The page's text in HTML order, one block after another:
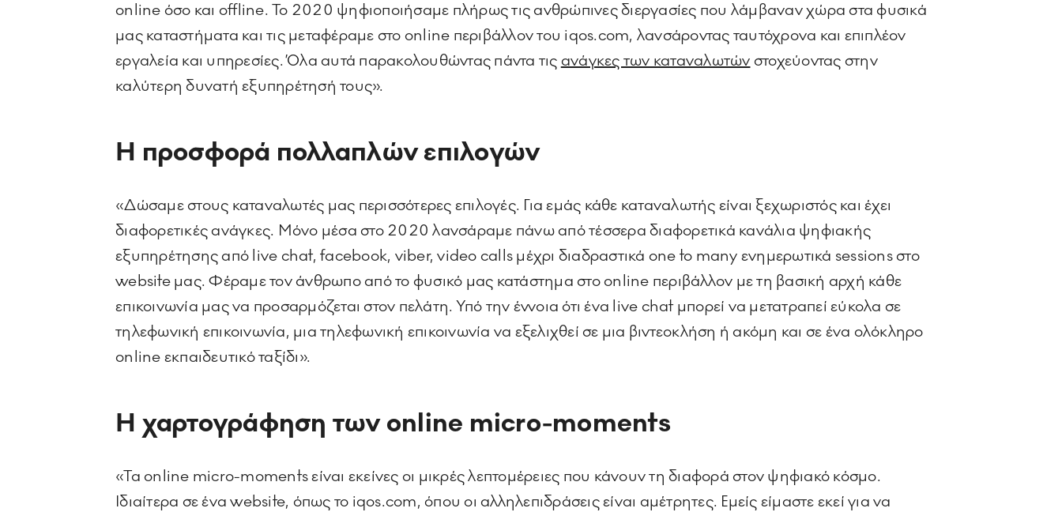
online όσο και offline. Το 2020 ψηφιοποιήσαμε πλήρως τις ανθρώπινες διεργασίες που λάμβαναν χώρα στα φυσικά
μας καταστήματα και τις μεταφέραμε στο online περιβάλλον του iqos.com, λανσάροντας ταυτόχρονα και επιπλέον
εργαλεία και υπηρεσίες. Όλα αυτά παρακολουθώντας πάντα τις ανάγκες των καταναλωτών στοχεύοντας στην
καλύτερη δυνατή εξυπηρέτησή τους».
Η προσφορά πολλαπλών επιλογών
«Δώσαμε στους καταναλωτές μας περισσότερες επιλογές. Για εμάς κάθε καταναλωτής είναι ξεχωριστός και έχει
διαφορετικές ανάγκες. Μόνο μέσα στο 2020 λανσάραμε πάνω από τέσσερα διαφορετικά κανάλια ψηφιακής
εξυπηρέτησης από live chat, facebook, viber, video calls μέχρι διαδραστικά one to many ενημερωτικά sessions στο
website μας. Φέραμε τον άνθρωπο από το φυσικό μας κατάστημα στο online περιβάλλον με τη βασική αρχή κάθε
επικοινωνία μας να προσαρμόζεται στον πελάτη. Υπό την έννοια ότι ένα live chat μπορεί να μετατραπεί εύκολα σε
τηλεφωνική επικοινωνία, μια τηλεφωνική επικοινωνία να εξελιχθεί σε μια βιντεοκλήση ή ακόμη και σε ένα ολόκληρο
online εκπαιδευτικό ταξίδι».
Η χαρτογράφηση των online micro-moments
«Τα online micro-moments είναι εκείνες οι μικρές λεπτομέρειες που κάνουν τη διαφορά στον ψηφιακό κόσμο.
Ιδιαίτερα σε ένα website, όπως το iqos.com, όπου οι αλληλεπιδράσεις είναι αμέτρητες. Εμείς είμαστε εκεί για να